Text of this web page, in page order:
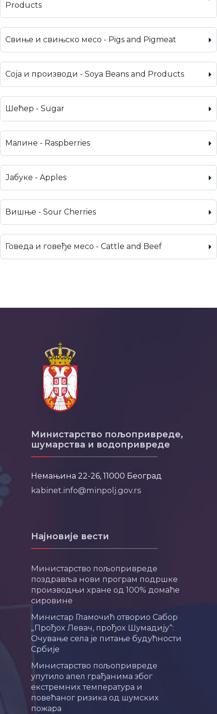
Products
Свиње и свињско месо - Pigs and Pigmeat
Соја и производи - Soya Beans and Products
Шећер - Sugar
Малине - Raspberries
Јабуке - Apples
Вишње - Sour Cherries
Говеда и говеђе месо - Cattle and Beef
Министарство пољопривреде,
шумарства и водопривреде
Немањина 22-26, 11000 Београд
kabinet.info@minpolj.gov.rs
Најновије вести
Министарство пољопривреде
поздравља нови програм подршке
производњи хране од 100% домаће
сировине
Министар Гламочић отворио Сабор
„Прођох Левач, прођох Шумадију“:
Очување села је питање будућности
Србије
Министарство пољопривреде
упутило апел грађанима због
екстремних температура и
повећаног ризика од шумских
пожара